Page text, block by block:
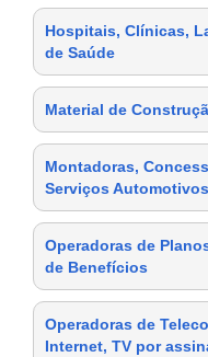
Hospitais, Clínicas,
de Saúde
Material de
Montadoras,
Serviços Automotivos
Operadoras de
de Benefícios
Operadoras de
Internet, TV por